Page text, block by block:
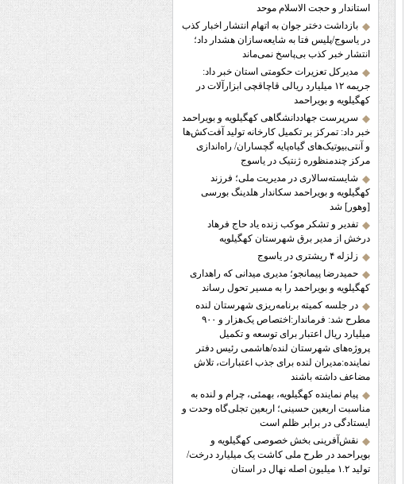
استاندار و حجت الاسلام موحد
بازداشت دختر جوان به اتهام انتشار اخبار کذب
در یاسوج/پلیس فتا به شایعه‌سازان هشدار داد؛
انتشار خبر کذب بی‌پاسخ نمی‌ماند
مدیرکل تعزیرات حکومتی استان خبر داد:
جریمه ۱۲ میلیارد ریالی قاچاقچی ابزارآلات در
کهگیلویه و بویراحمد
سرپرست جهاددانشگاهی کهگیلویه و بویراحمد
خبر داد: تمرکز بر تکمیل کارخانه تولید آفت‌کش‌ها
و آنتی‌بیوتیک‌های گیاه‌پایه گچساران/ راه‌اندازی
مرکز چندمنظوره ژنتیک در یاسوج
شایسته‌سالاری در مدیریت ملی؛ فرزند
کهگیلویه و بویراحمد سکاندار هلدینگ بورسی
[وهور] شد
تفدیر و تشکر موکب زنده یاد حاج فرهاد
درخش از مدیر برق شهرستان کهگیلویه
زلزله ۴ ریشتری در یاسوج
حمیدرضا پیمانجو؛ مدیری میدانی که راهداری
کهگیلویه و بویراحمد را به مسیر تحول رساند
در جلسه کمیته برنامه‌ریزی شهرستان لنده
مطرح شد: فرماندار:اختصاص یک‌هزار و ۹۰۰
میلیارد ریال اعتبار برای توسعه و تکمیل
پروژه‌های شهرستان لنده/هاشمی رئیس دفتر
نماینده:مدیران لنده برای جذب اعتبارات، تلاش
مضاعف داشته باشند
پیام نماینده کهگیلویه، بهمئی، چرام و لنده به
مناسبت اربعین حسینی؛ اربعین تجلی‌گاه وحدت و
ایستادگی در برابر ظلم است
نقش‌آفرینی بخش خصوصی کهگیلویه و
بویراحمد در طرح ملی کاشت یک میلیارد درخت/
تولید ۱.۲ میلیون اصله نهال در استان